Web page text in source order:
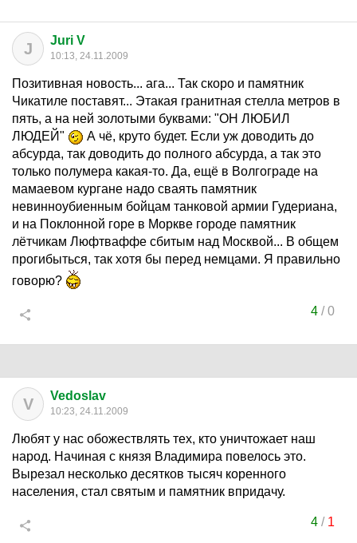
J Juri V
10:13, 24.11.2009
Позитивная новость... ага... Так скоро и памятник
Чикатиле поставят... Этакая гранитная стелла метров в
пять, а на ней золотыми буквами: "ОН ЛЮБИЛ
ЛЮДЕЙ"
А чё, круто будет. Если уж доводить до
абсурда, так доводить до полного абсурда, а так это
только полумера какая-то. Да, ещё в Волгограде на
мамаевом кургане надо сваять памятник
невинноубиенным бойцам танковой армии Гудериана,
и на Поклонной горе в Моркве городе памятник
лётчикам Люфтваффе сбитым над Москвой... В общем
прогибыться, так хотя бы перед немцами. Я правильно
говорю?
4/0
V Vedoslav
10:23, 24.11.2009
Любят у нас обожествлять тех, кто уничтожает наш
народ. Начиная с князя Владимира повелось это.
Вырезал несколько десятков тысяч коренного
населения, стал святым и памятник впридачу.
4/ 1